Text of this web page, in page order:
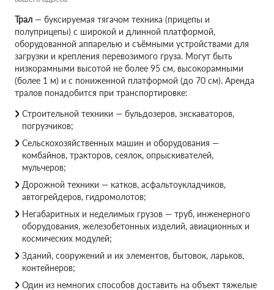
Трал — буксируемая тягачом техника (прицепы и
полуприцепы) с широкой и длинной платформой,
оборудованной аппарелью и съёмными устройствами для
загрузки и крепления перевозимого груза. Могут быть
низкорамными высотой не более 95 см, высокорамными
(более 1 м) и с пониженной платформой (до 70 см). Аренда
тралов понадобится при транспортировке:
Строительной техники — бульдозеров, экскаваторов,
погрузчиков;
Сельскохозяйственных машин и оборудования —
комбайнов, тракторов, сеялок, опрыскивателей,
мульчеров;
Дорожной техники — катков, асфальтоукладчиков,
автогрейдеров, гидромолотов;
Негабаритных и неделимых грузов — труб, инженерного
оборудования, железобетонных изделий, авиационных и
космических модулей;
Зданий, сооружений и их элементов, бытовок, ларьков,
контейнеров;
Один из немногих способов доставить на объект тяжелые